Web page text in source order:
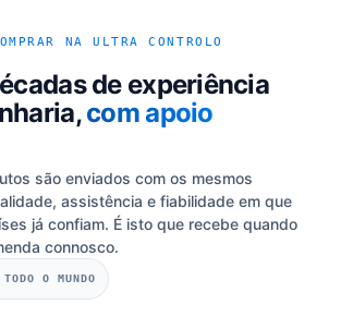
NA ULTRA CONTROLO
de experiência
com apoio
são enviados com os mesmos
assistência e fiabilidade em que
já confiam. É isto que recebe quando
connosco.
O MUNDO